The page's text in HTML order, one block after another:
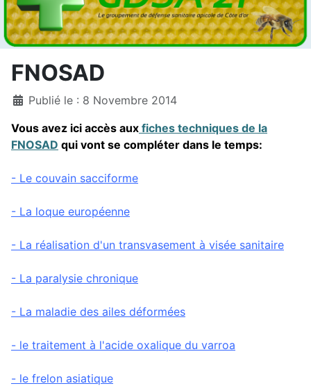
FNOSAD
DétailsPublié le : 8 Novembre 2014
Vous avez ici accès aux fiches techniques de la
FNOSAD qui vont se compléter dans le temps:
- Le couvain sacciforme
- La loque européenne
- La réalisation d'un transvasement à visée sanitaire
- La paralysie chronique
- La maladie des ailes déformées
- le traitement à l'acide oxalique du varroa
- le frelon asiatique